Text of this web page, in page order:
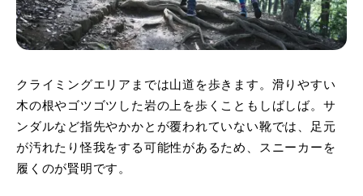
クライミングエリアまでは山道を歩きます。滑りやすい
木の根やゴツゴツした岩の上を歩くこともしばしば。サ
ンダルなど指先やかかとが覆われていない靴では、足元
が汚れたり怪我をする可能性があるため、スニーカーを
履くのが賢明です。